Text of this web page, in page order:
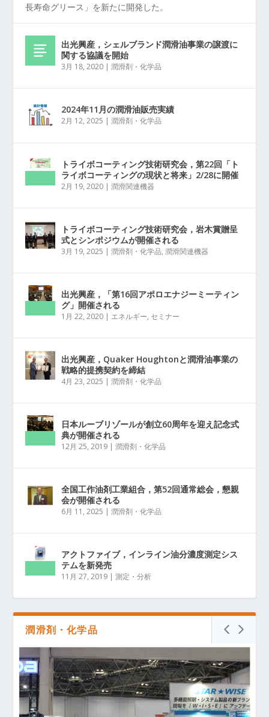
長寿命グリース」を新たに開発した。
出光興産，シェルブランド潤滑油事業の譲渡に
関する協議を開始
3月 18, 2020 |潤滑剤・化学品
2024年11月の潤滑油販売実績
2月 12, 2025 |潤滑剤・化学品
トライボコーティング技術研究会，第22回「ト
ライボコーティングの現状と将来」2/28に開催
2月 19, 2020 |潤滑関連機器
トライボコーティング技術研究会，岩木賞贈呈
式とシンポジウムが開催される
3月 19, 2025 |潤滑剤・化学品,潤滑関連機器
出光興産，「第16回アポロエナジーミーティン
グ」開催される
1月 22, 2020 | エネルギー, セミナー
出光興産，Quaker Houghtonと潤滑油事業の
戦略的提携契約を締結
4月 23, 2025 |潤滑剤・化学品
日本ルーブリゾールが創立60周年を迎え記念式
典が開催される
12月 25, 2019 |潤滑剤・化学品
全国工作油剤工業組合，第52回通常総会，懇親
会が開催される
6月 11, 2025 |潤滑剤・化学品
アクトファイブ，インライン油分濃度測定シス
テムを新発売
11月 27, 2019 |測定・分析
潤滑剤・化学品